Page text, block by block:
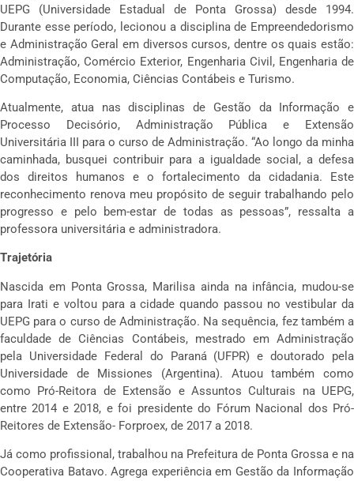
UEPG (Universidade Estadual de Ponta Grossa) desde 1994.
Durante esse período, lecionou a disciplina de Empreendedorismo
e Administração Geral em diversos cursos, dentre os quais estão:
Administração, Comércio Exterior, Engenharia Civil, Engenharia de
Computação, Economia, Ciências Contábeis e Turismo.
Atualmente, atua nas disciplinas de Gestão da Informação e
Processo Decisório, Administração Pública e Extensão
Universitária III para o curso de Administração. “Ao longo da minha
caminhada, busquei contribuir para a igualdade social, a defesa
dos direitos humanos e o fortalecimento da cidadania. Este
reconhecimento renova meu propósito de seguir trabalhando pelo
progresso e pelo bem-estar de todas as pessoas”, ressalta a
professora universitária e administradora.
Trajetória
Nascida em Ponta Grossa, Marilisa ainda na infância, mudou-se
para Irati e voltou para a cidade quando passou no vestibular da
UEPG para o curso de Administração. Na sequência, fez também a
faculdade de Ciências Contábeis, mestrado em Administração
pela Universidade Federal do Paraná (UFPR) e doutorado pela
Universidade de Missiones (Argentina). Atuou também como
como Pró-Reitora de Extensão e Assuntos Culturais na UEPG,
entre 2014 e 2018, e foi presidente do Fórum Nacional dos Pró-
Reitores de Extensão- Forproex, de 2017 a 2018.
Já como profissional, trabalhou na Prefeitura de Ponta Grossa e na
Cooperativa Batavo. Agrega experiência em Gestão da Informação